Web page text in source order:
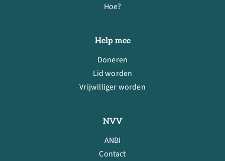
Hoe?
Help mee
Doneren
Lid worden
Vrijwilliger worden
NVV
ANBI
Contact